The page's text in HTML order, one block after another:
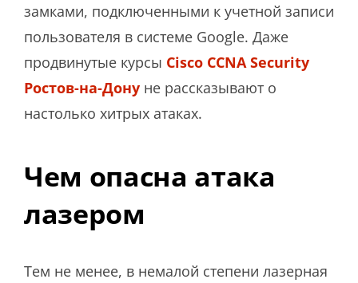
замками, подключенными к учетной записи
пользователя в системе Google. Даже
продвинутые курсы Cisco CCNA Security
Ростов-на-Дону не рассказывают о
настолько хитрых атаках.
Чем опасна атака
лазером
Тем не менее, в немалой степени лазерная